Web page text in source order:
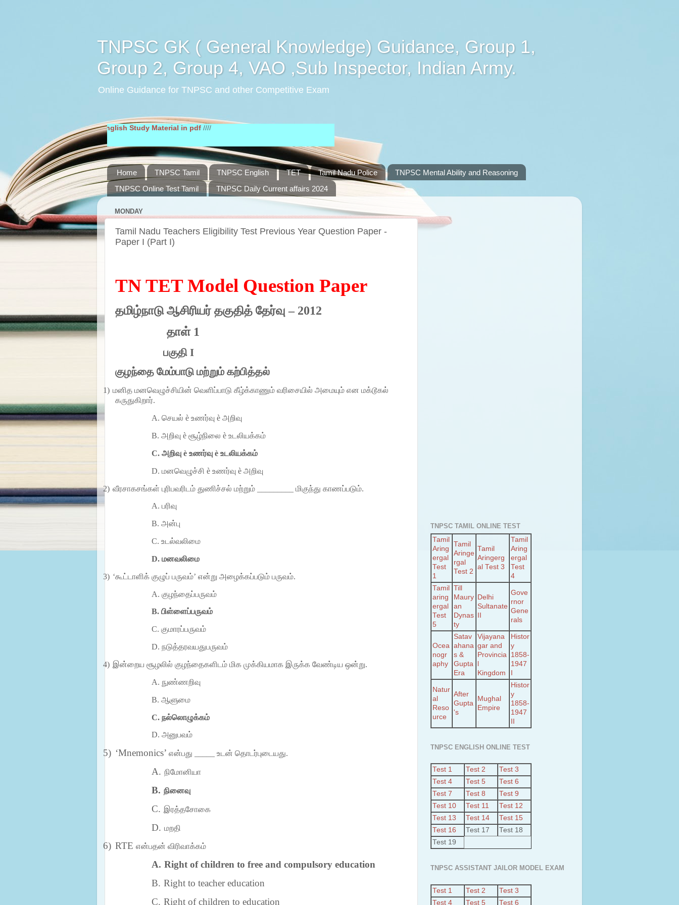
TNPSC GK ( General Knowledge) Guidance, Group 1,
Group 2, Group 4, VAO ,Sub Inspector, Indian Army.
Online Guidance for TNPSC and other Competitive Exam
General English Study Material in pdf////
Home TNPSC Tamil TNPSC English TET Tamil Nadu Police
TNPSC Mental Ability and Reasoning
TNPSC Online Test Tamil
TNPSC Daily Current affairs 2024
MONDAY
Tamil Nadu Teachers Eligibility Test Previous Year Question Paper -
Paper I (Part I)
TN TET Model Question Paper
தமிழ்நாடு ஆசிரியர் தகுதித் தேர்வு – 2012
தாள் 1
பகுதி I
குழந்தை மேம்பாடு மற்றும் கற்பித்தல்
1) மனித மனவெழுச்சியின் வெளிப்பாடு கீழ்க்காணும் வரிசையில் அமையும் என மக்டூகல்
கருதுகிறார்.
A. செயல் è உணர்வு è அறிவு
B. அறிவு è சூழ்நிலை è உடலியக்கம்
C. அறிவு è உணர்வு è உடலியக்கம்
D. மனவெழுச்சி è உணர்வு è அறிவு
2) வீரசாகசங்கள் புரிபவரிடம் துணிச்சல் மற்றும் _________ மிகுந்து காணப்படும்.
A. பரிவு
B. அன்பு
C. உடல்வலிமை
D. மனவலிமை
3) ‘கூட்டாளிக் குழுப் பருவம்’ என்று அழைக்கப்படும் பருவம்.
A. குழந்தைப்பருவம்
B. பிள்ளைப்பருவம்
C. குமாரப்பருவம்
D. நடுத்தரவயதுபருவம்
4) இன்றைய சூழலில் குழந்தைகளிடம் மிக முக்கியமாக இருக்க வேண்டிய ஒன்று.
A. நுண்ணறிவு
B. ஆளுமை
C. நல்லொழுக்கம்
D. அனுபவம்
5) ‘Mnemonics’ என்பது _____ உடன் தொடர்புடையது.
A. நிமோனியா
B. நினைவு
C. இரத்தசோகை
D. மறதி
6) RTE என்பதன் விரிவாக்கம்
A. Right of children to free and compulsory education
B. Right to teacher education
C. Right of children to education
TNPSC TAMIL ONLINE TEST
Tamil
Aring
ergal
Test
1
Tamil
Aringe
rgal
Test 2
Tamil
Aringerg
al Test 3
Tamil
Aring
ergal
Test
4
Tamil
aring
ergal
Test
5
Till
Maury
an
Dynas
ty
Delhi
Sultanate
II
Gove
rnor
Gene
rals
Ocea
nogr
aphy
Satav
ahana
s &
Gupta
Era
Vijayana
gar and
Provincia
l
Kingdom
Histor
y
1858-
1947
I
Natur
al
Reso
urce
After
Gupta
's
Mughal
Empire
Histor
y
1858-
1947
II
TNPSC ENGLISH ONLINE TEST
Test 1 Test 2
Test 3
Test 4
Test 5
Test 6
Test 7
Test 8
Test 9
Test 10
Test 11
Test 12
Test 13
Test 14
Test 15
Test 16
Test 17
Test 18
Test 19
TNPSC ASSISTANT JAILOR MODEL EXAM
Test 1 Test 2
Test 3
Test 4
Test 5
Test 6